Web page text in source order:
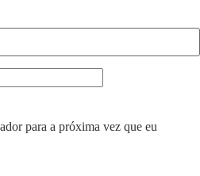
para a próxima vez que eu